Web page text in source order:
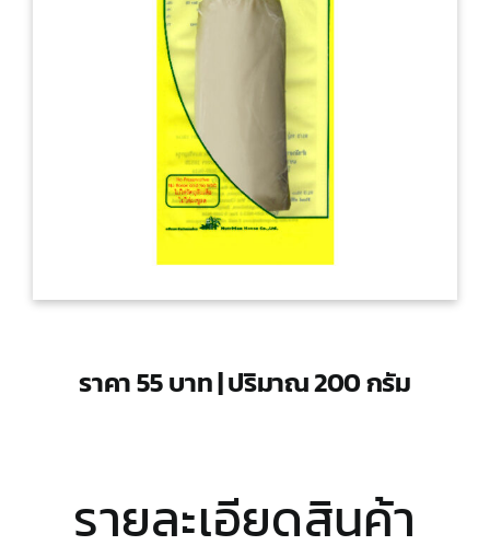
ราคา 55 บาท | ปริมาณ 200 กรัม
รายละเอียดสินค้า